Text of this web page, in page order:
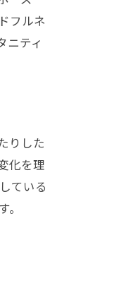
フルネ
ニティ
りした
化を理
ている